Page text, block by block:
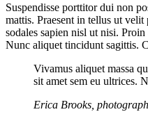
Suspendisse porttitor dui non
mattis. Praesent in tellus ut
sodales sapien nisl ut nisi.
Nunc aliquet tincidunt sagittis.
Vivamus aliquet massa
sit amet sem eu ultrices.
Erica Brooks,